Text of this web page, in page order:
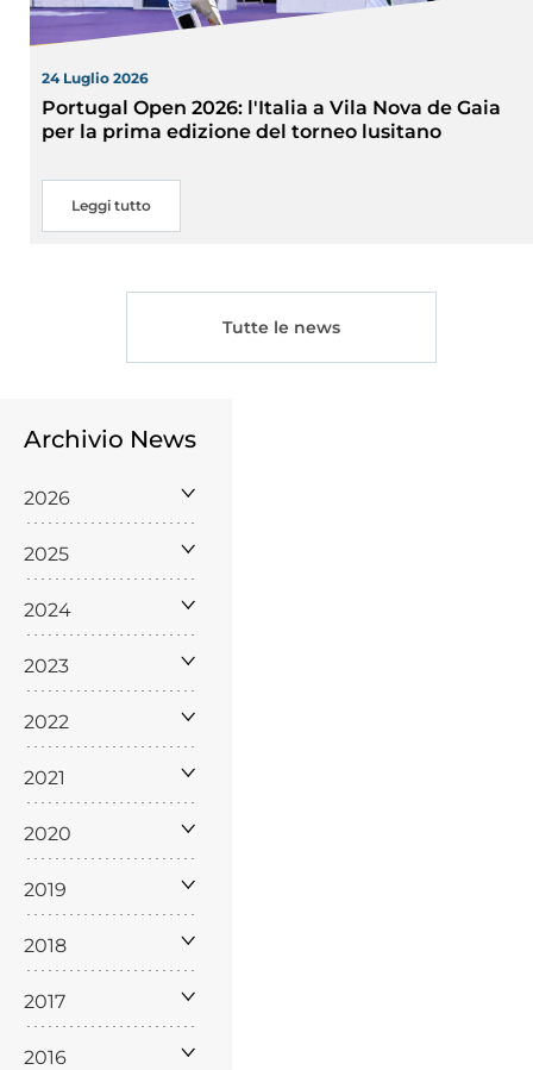
24 Luglio 2026
Portugal Open 2026: l'Italia a Vila Nova de Gaia
per la prima edizione del torneo lusitano
Leggi tutto
Tutte le news
Archivio News
2026
2025
2024
2023
2022
2021
2020
2019
2018
2017
2016